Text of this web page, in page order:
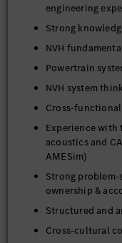
engineering
Strong
NVH
Powertrain
NVH system
Cross-
Experience with
acoustics and
AMESim)
Strong
ownership &
Structured and
Cross-cultural